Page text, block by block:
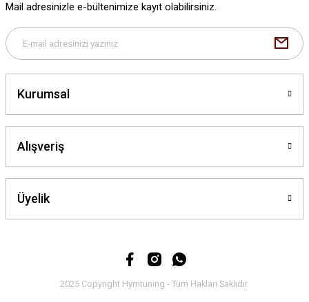
Bu ürüne benzer farklı alternatifler olmalı.
Mail adresinizle e-bültenimize kayıt olabilirsiniz.
Kurumsal
Alışveriş
Üyelik
2025 Copyright Hymtuning - Tüm Hakları Saklıdır.